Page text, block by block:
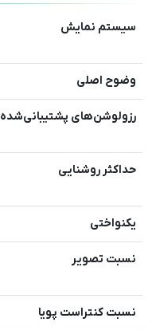
سیستم نمایش
وضوح اصلی
رزولوشن‌های پشتیبانی‌شده
حداکثر روشنایی
یکنواختی
نسبت تصویر
نسبت کنتراست پویا